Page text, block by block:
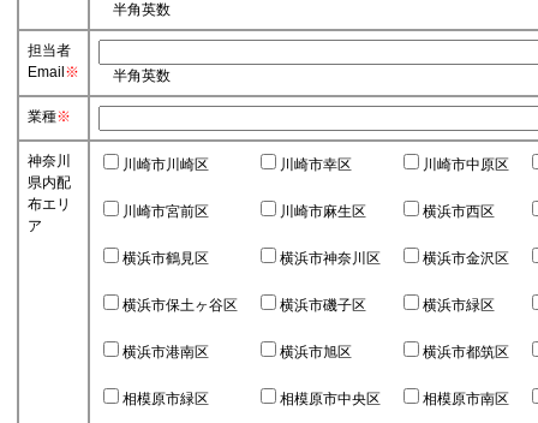
半角英数
担当者
Email ※ 半角英数
業種※
神奈川
県内配
布エリ
ア
川崎市川崎区
川崎市宮前区
横浜市鶴見区
横浜市保土ヶ谷区
横浜市港南区
相模原市緑区
川崎市幸区
川崎市麻生区
横浜市神奈川区
横浜市磯子区
横浜市旭区
相模原市中央区
川崎市中原区
横浜市西区
横浜市金沢区
横浜市緑区
横浜市都筑区
相模原市南区